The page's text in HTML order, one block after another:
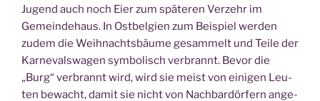
Jugend auch noch Eier zum spä­te­ren Ver­zehr im
Gemein­de­haus. In Ost­bel­gi­en zum Bei­spiel wer­den
zudem die Weih­nachts­bäu­me gesam­melt und Tei­le der
Kar­ne­vals­wa­gen sym­bo­lisch ver­brannt. Bevor die
„Burg“ ver­brannt wird, wird sie meist von eini­gen Leu­
ten bewacht, damit sie nicht von Nach­bar­dör­fern ange­